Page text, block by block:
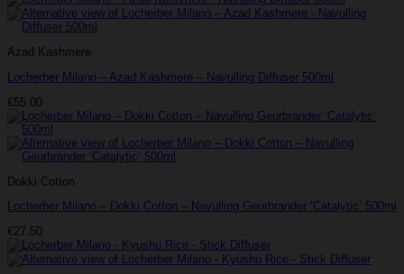
Azad Kashmere
Locherber Milano – Azad Kashmere – Navulling Diffuser 500ml
€55.00
Dokki Cotton
Locherber Milano – Dokki Cotton – Navulling Geurbrander ‘Catalytic’ 500ml
€27.50